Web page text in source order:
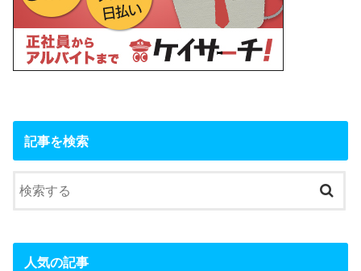
記事を検索
人気の記事